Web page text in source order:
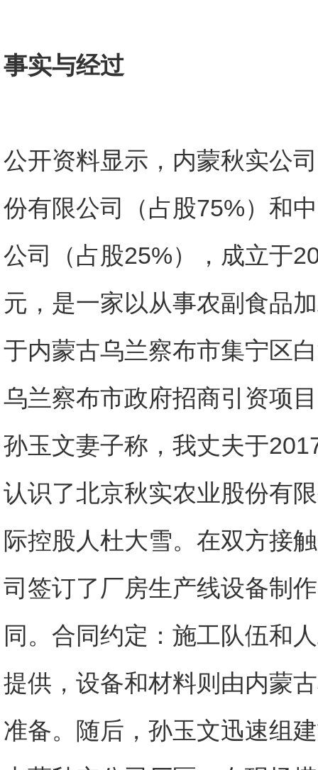
事实与经过
公开资料显示，内蒙秋实公
份有限公司（占股75%）和
公司（占股25%），成立于
元，是一家以从事农副食品
于内蒙古乌兰察布市集宁区
乌兰察布市政府招商引资项
孙玉文妻子称，我丈夫于
认识了北京秋实农业股份有
际控股人杜大雪。在双方接
司签订了厂房生产线设备制
同。合同约定：施工队伍和
提供，设备和材料则由内蒙
准备。随后，孙玉文迅速组